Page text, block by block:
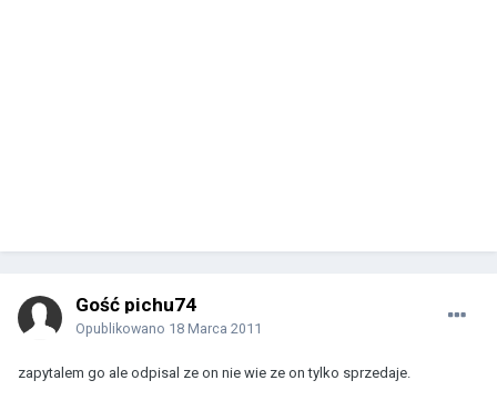
Gość pichu74
Opublikowano 18 Marca 2011
zapytalem go ale odpisal ze on nie wie ze on tylko sprzedaje.